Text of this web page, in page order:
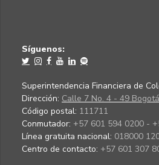
Síguenos:
Superintendencia Financiera de
Dirección: Calle 7 No. 4 - 49
Código postal: 111711
Conmutador: +57 601 594 0200 -
Línea gratuita nacional: 018000
Centro de contacto: +57 601 307